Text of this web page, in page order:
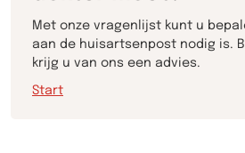
Met onze vragenlijst kunt u
aan de huisartsenpost nodig is.
krijg u van ons een advies.
Start